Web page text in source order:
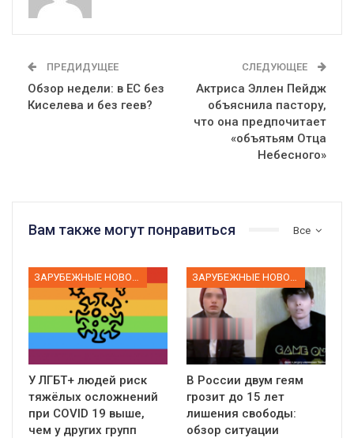
ПРЕДИДУЩЕЕ
Обзор недели: в ЕС без
Киселева и без геев?
СЛЕДУЮЩЕЕ
Актриса Эллен Пейдж
объяснила пастору,
что она предпочитает
«объятьям Отца
Небесного»
Все
Вам также могут понравиться
У ЛГБТ+ людей риск
тяжёлых осложнений
при COVID 19 выше,
чем у других групп
В России двум геям
грозит до 15 лет
лишения свободы:
обзор ситуации